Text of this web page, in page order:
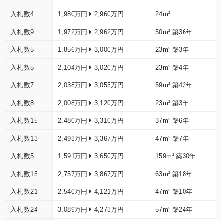
入札数4 1,980万円 2,960万円 24m²
入札数9 1,972万円 2,962万円 50m² 築36年
入札数5 1,856万円 3,000万円 23m² 築3年
入札数5 2,104万円 3,020万円 23m² 築4年
入札数7 2,038万円 3,055万円 59m² 築42年
入札数8 2,008万円 3,120万円 23m² 築3年
入札数15 2,480万円 3,310万円 37m² 築6年
入札数13 2,493万円 3,367万円 47m² 築7年
入札数5 1,591万円 3,650万円 159m² 築30年
入札数15 2,757万円 3,867万円 63m² 築18年
入札数21 2,540万円 4,121万円 47m² 築10年
入札数24 3,089万円 4,273万円 57m² 築24年